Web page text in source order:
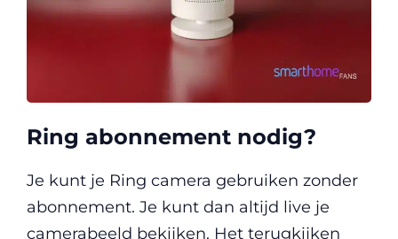
Ring abonnement nodig?
Je kunt je Ring camera gebruiken zonder
abonnement. Je kunt dan altijd live je
camerabeeld bekijken. Het terugkijken